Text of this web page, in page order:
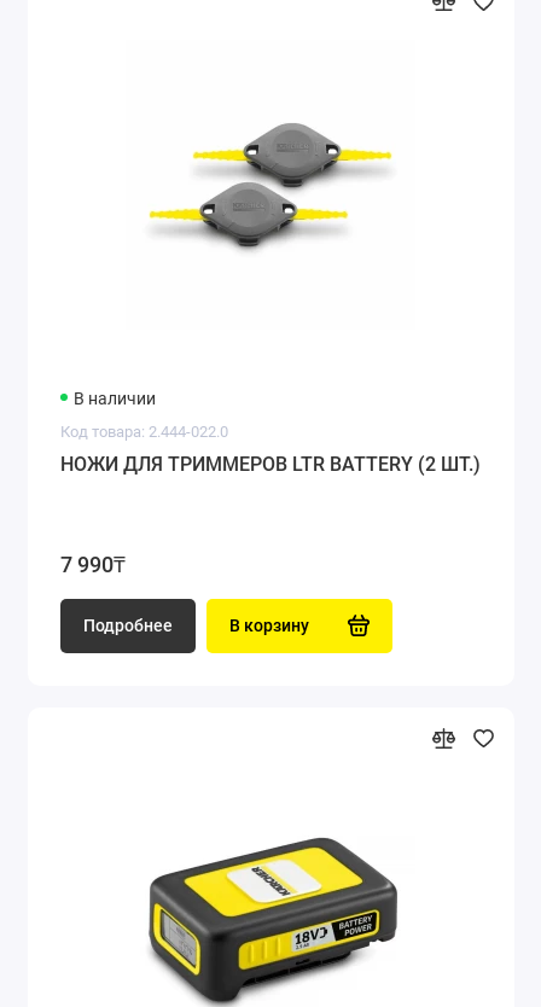
В наличии
Код товара: 2.444-022.0
НОЖИ ДЛЯ ТРИММЕРОВ LTR BATTERY (2 ШТ.)
7 990₸
Подробнее В корзину